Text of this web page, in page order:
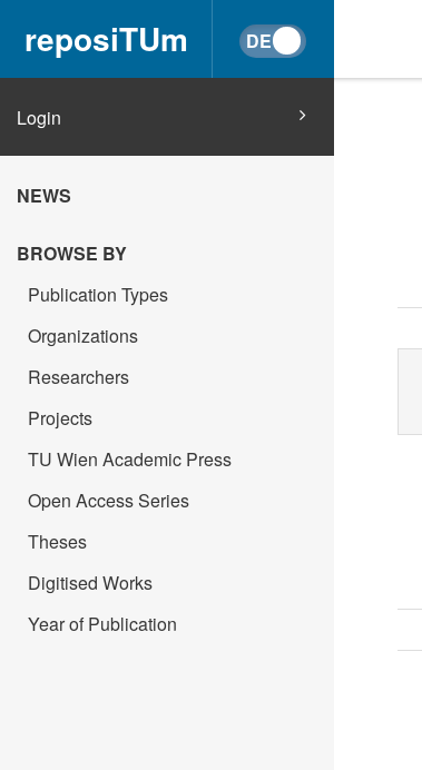
reposiTUm
Login
NEWS
BROWSE BY
Publication Types
Organizations
Researchers
Projects
TU Wien Academic Press
Open Access Series
Theses
Digitised Works
Year of Publication